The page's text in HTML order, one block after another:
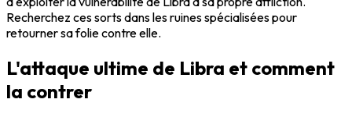
Recherchez ces sorts dans les ruines spécialisées pour
retourner sa folie contre elle.
L'attaque ultime de Libra et comment
la contrer